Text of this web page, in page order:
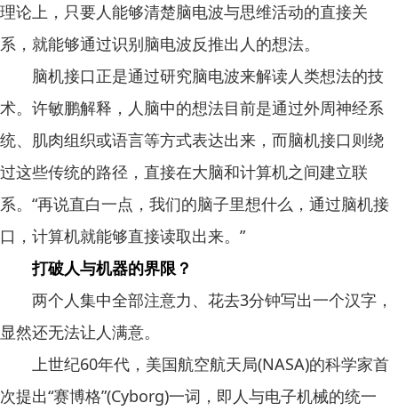
理论上，只要人能够清楚脑电波与思维活动的直接关
系，就能够通过识别脑电波反推出人的想法。
脑机接口正是通过研究脑电波来解读人类想法的技
术。许敏鹏解释，人脑中的想法目前是通过外周神经系
统、肌肉组织或语言等方式表达出来，而脑机接口则绕
过这些传统的路径，直接在大脑和计算机之间建立联
系。“再说直白一点，我们的脑子里想什么，通过脑机接
口，计算机就能够直接读取出来。”
打破人与机器的界限？
两个人集中全部注意力、花去3分钟写出一个汉字，
显然还无法让人满意。
上世纪60年代，美国航空航天局(NASA)的科学家首
次提出“赛博格”(Cyborg)一词，即人与电子机械的统一